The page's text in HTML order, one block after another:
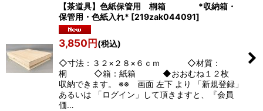
【茶道具】色紙保管用 桐箱 *収納箱・
保管用・色紙入れ* [219zak044091]
3,850円(税込)
◇寸法：３２×２８×６ｃｍ ◇材質：
桐 ◇箱：紙箱 ◆おおむね１２枚
収納できます。 ※※ 画面 左下 より 「新規登録」
あるいは 「ログイン」して頂きますと、『会員
価…